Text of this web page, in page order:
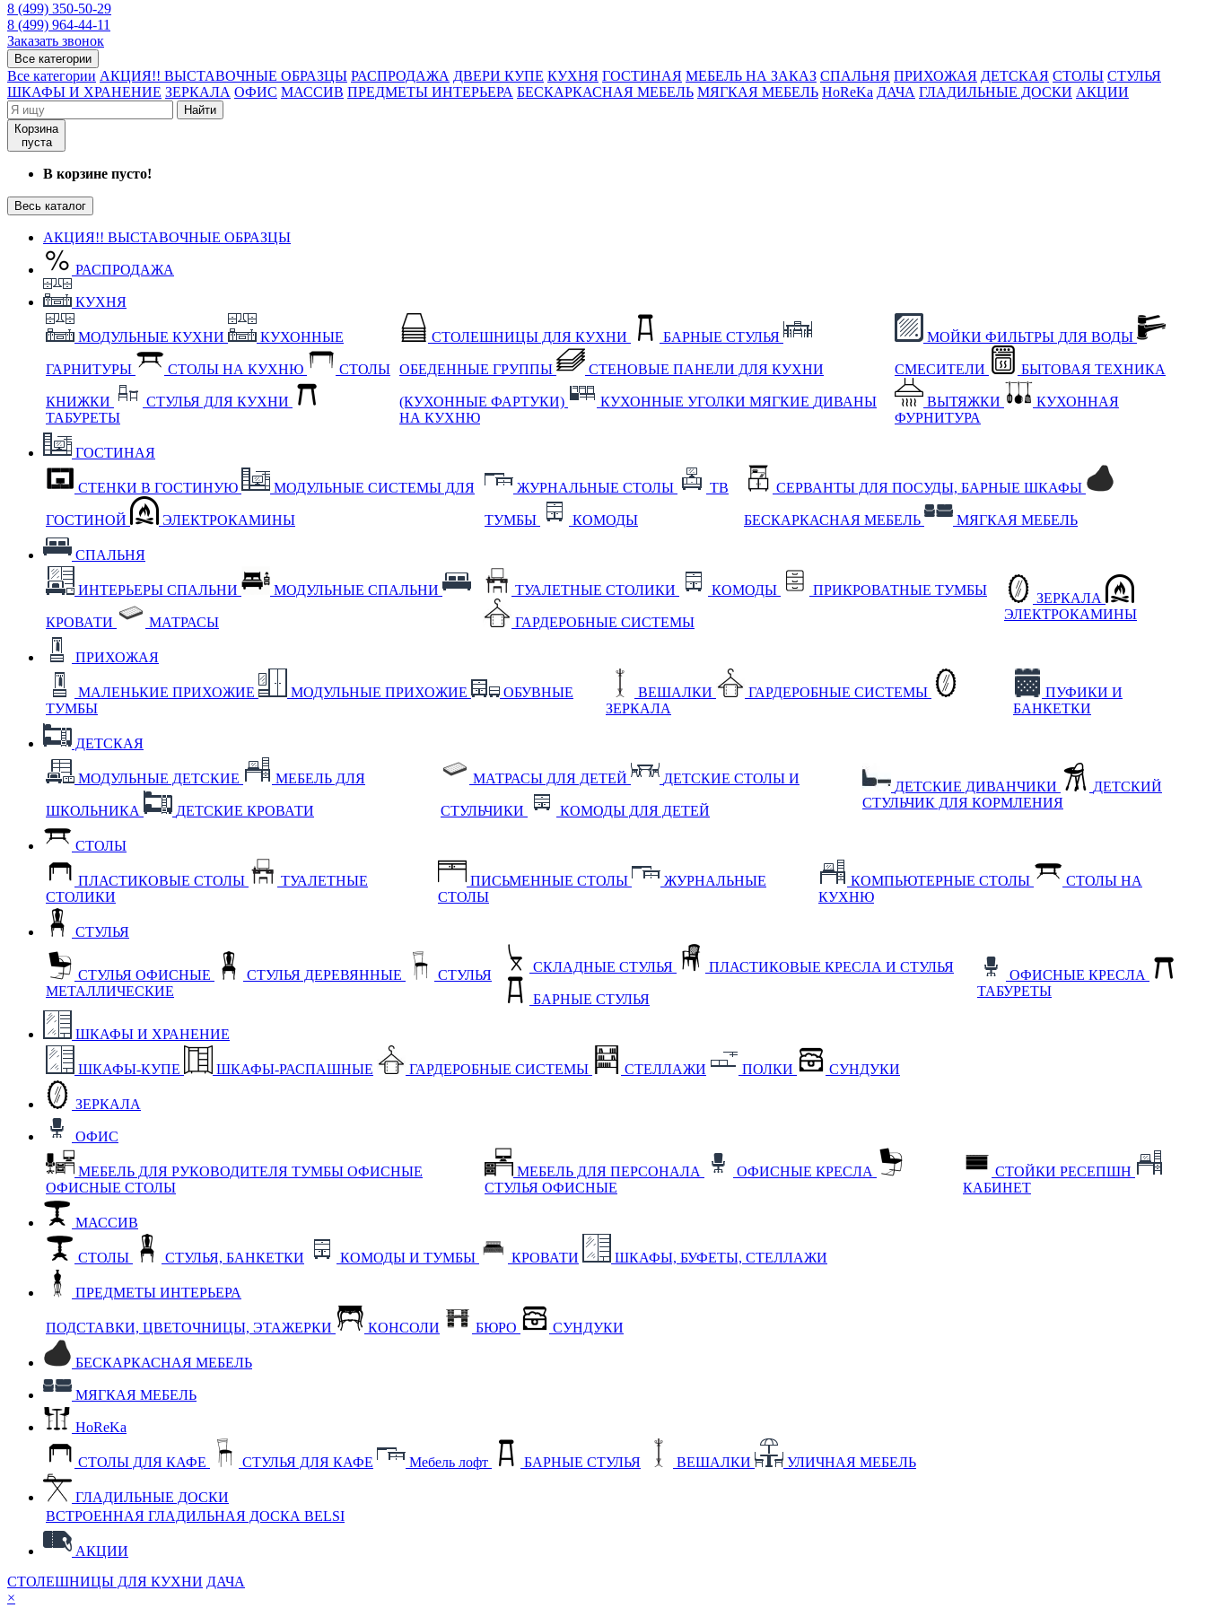
8 (499) 350-50-29
8 (499) 964-44-11
Заказать звонок
Все категории
Все категории АКЦИЯ!! ВЫСТАВОЧНЫЕ ОБРАЗЦЫ РАСПРОДАЖА ДВЕРИ КУПЕ КУХНЯ ГОСТИНАЯ МЕБЕЛЬ НА ЗАКАЗ СПАЛЬНЯ ПРИХОЖАЯ ДЕТСКАЯ СТОЛЫ СТУЛЬЯ
ШКАФЫ И ХРАНЕНИЕ ЗЕРКАЛА ОФИС МАССИВ ПРЕДМЕТЫ ИНТЕРЬЕРА БЕСКАРКАСНАЯ МЕБЕЛЬ МЯГКАЯ МЕБЕЛЬ HoReKa ДАЧА ГЛАДИЛЬНЫЕ ДОСКИ АКЦИИ
Найти
Корзина
пуста
В корзине пусто!
Весь каталог
АКЦИЯ!! ВЫСТАВОЧНЫЕ ОБРАЗЦЫ
РАСПРОДАЖА
КУХНЯ
МОДУЛЬНЫЕ КУХНИ КУХОННЫЕ
ГАРНИТУРЫ СТОЛЫ НА КУХНЮ СТОЛЫ
КНИЖКИ
СТУЛЬЯ ДЛЯ КУХНИ
ТАБУРЕТЫ
СТОЛЕШНИЦЫ ДЛЯ КУХНИ БАРНЫЕ СТУЛЬЯ
ОБЕДЕННЫЕ ГРУППЫ СТЕНОВЫЕ ПАНЕЛИ ДЛЯ КУХНИ
(КУХОННЫЕ ФАРТУКИ) КУХОННЫЕ УГОЛКИ МЯГКИЕ ДИВАНЫ
НА КУХНЮ
МОЙКИ ФИЛЬТРЫ ДЛЯ ВОДЫ
СМЕСИТЕЛИ БЫТОВАЯ ТЕХНИКА
ВЫТЯЖКИ
КУХОННАЯ
ФУРНИТУРА
ГОСТИНАЯ
СТЕНКИ В ГОСТИНУЮ МОДУЛЬНЫЕ СИСТЕМЫ ДЛЯ
ГОСТИНОЙ ЭЛЕКТРОКАМИНЫ
ЖУРНАЛЬНЫЕ СТОЛЫ ТВ
ТУМБЫ КОМОДЫ
СЕРВАНТЫ ДЛЯ ПОСУДЫ, БАРНЫЕ ШКАФЫ
БЕСКАРКАСНАЯ МЕБЕЛЬ МЯГКАЯ МЕБЕЛЬ
СПАЛЬНЯ
ИНТЕРЬЕРЫ СПАЛЬНИ МОДУЛЬНЫЕ СПАЛЬНИ
КРОВАТИ МАТРАСЫ
ТУАЛЕТНЫЕ СТОЛИКИ КОМОДЫ ПРИКРОВАТНЫЕ ТУМБЫ
ГАРДЕРОБНЫЕ СИСТЕМЫ
ЗЕРКАЛА
ЭЛЕКТРОКАМИНЫ
ПРИХОЖАЯ
МАЛЕНЬКИЕ ПРИХОЖИЕ МОДУЛЬНЫЕ ПРИХОЖИЕ
ОБУВНЫЕ
ТУМБЫ
ВЕШАЛКИ
ГАРДЕРОБНЫЕ СИСТЕМЫ
ЗЕРКАЛА
ПУФИКИ И
БАНКЕТКИ
ДЕТСКАЯ
МОДУЛЬНЫЕ ДЕТСКИЕ МЕБЕЛЬ ДЛЯ
ШКОЛЬНИКА ДЕТСКИЕ КРОВАТИ
МАТРАСЫ ДЛЯ ДЕТЕЙ ДЕТСКИЕ СТОЛЫ И
СТУЛЬЧИКИ КОМОДЫ ДЛЯ ДЕТЕЙ
ДЕТСКИЕ ДИВАНЧИКИ
ДЕТСКИЙ
СТУЛЬЧИК ДЛЯ КОРМЛЕНИЯ
СТОЛЫ
ПЛАСТИКОВЫЕ СТОЛЫ
ТУАЛЕТНЫЕ
СТОЛИКИ
ПИСЬМЕННЫЕ СТОЛЫ
ЖУРНАЛЬНЫЕ
СТОЛЫ
КОМПЬЮТЕРНЫЕ СТОЛЫ
СТОЛЫ НА
КУХНЮ
СТУЛЬЯ
СТУЛЬЯ ОФИСНЫЕ СТУЛЬЯ ДЕРЕВЯННЫЕ
СТУЛЬЯ
МЕТАЛЛИЧЕСКИЕ
СКЛАДНЫЕ СТУЛЬЯ ПЛАСТИКОВЫЕ КРЕСЛА И СТУЛЬЯ
БАРНЫЕ СТУЛЬЯ
ОФИСНЫЕ КРЕСЛА
ТАБУРЕТЫ
ШКАФЫ И ХРАНЕНИЕ
ШКАФЫ-КУПЕ ШКАФЫ-РАСПАШНЫЕ ГАРДЕРОБНЫЕ СИСТЕМЫ СТЕЛЛАЖИ ПОЛКИ СУНДУКИ
ЗЕРКАЛА
ОФИС
МЕБЕЛЬ ДЛЯ РУКОВОДИТЕЛЯ ТУМБЫ ОФИСНЫЕ
ОФИСНЫЕ СТОЛЫ
МЕБЕЛЬ ДЛЯ ПЕРСОНАЛА
ОФИСНЫЕ КРЕСЛА
СТУЛЬЯ ОФИСНЫЕ
СТОЙКИ РЕСЕПШН
КАБИНЕТ
МАССИВ
СТОЛЫ СТУЛЬЯ, БАНКЕТКИ КОМОДЫ И ТУМБЫ КРОВАТИ ШКАФЫ, БУФЕТЫ, СТЕЛЛАЖИ
ПРЕДМЕТЫ ИНТЕРЬЕРА
ПОДСТАВКИ, ЦВЕТОЧНИЦЫ, ЭТАЖЕРКИ КОНСОЛИ БЮРО СУНДУКИ
БЕСКАРКАСНАЯ МЕБЕЛЬ
МЯГКАЯ МЕБЕЛЬ
HoReKa
СТОЛЫ ДЛЯ КАФЕ СТУЛЬЯ ДЛЯ КАФЕ Мебель лофт БАРНЫЕ СТУЛЬЯ ВЕШАЛКИ УЛИЧНАЯ МЕБЕЛЬ
ГЛАДИЛЬНЫЕ ДОСКИ
ВСТРОЕННАЯ ГЛАДИЛЬНАЯ ДОСКА BELSI
АКЦИИ
СТОЛЕШНИЦЫ ДЛЯ КУХНИ ДАЧА
×